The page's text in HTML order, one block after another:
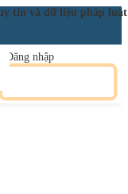
tín và dữ liệu pháp
Đăng nhập